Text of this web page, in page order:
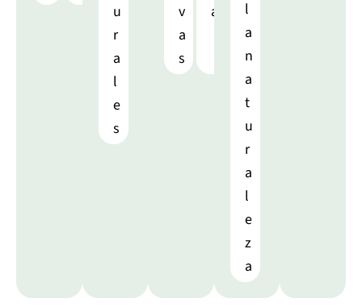
u
r
a
l
e
s
v
a
s
a
l
a
n
a
t
u
r
a
l
e
z
a